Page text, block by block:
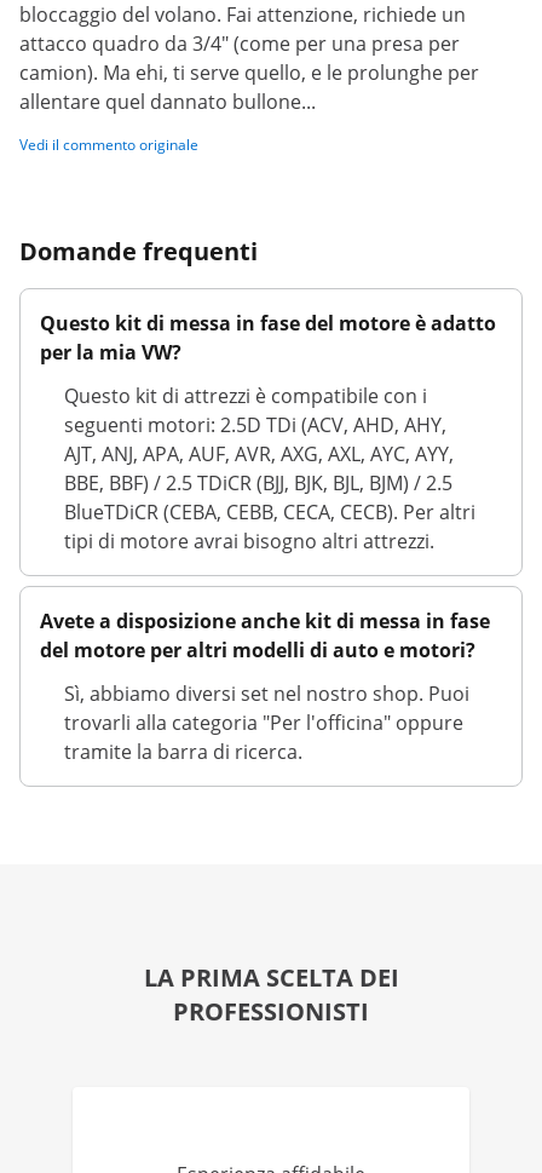
bloccaggio del volano. Fai attenzione, richiede un
attacco quadro da 3/4" (come per una presa per
camion). Ma ehi, ti serve quello, e le prolunghe per
allentare quel dannato bullone...
Vedi il commento originale
Domande frequenti
Questo kit di messa in fase del motore è adatto
per la mia VW?
Questo kit di attrezzi è compatibile con i
seguenti motori: 2.5D TDi (ACV, AHD, AHY,
AJT, ANJ, APA, AUF, AVR, AXG, AXL, AYC, AYY,
BBE, BBF) / 2.5 TDiCR (BJJ, BJK, BJL, BJM) / 2.5
BlueTDiCR (CEBA, CEBB, CECA, CECB). Per altri
tipi di motore avrai bisogno altri attrezzi.
Avete a disposizione anche kit di messa in fase
del motore per altri modelli di auto e motori?
Sì, abbiamo diversi set nel nostro shop. Puoi
trovarli alla categoria "Per l'officina" oppure
tramite la barra di ricerca.
LA PRIMA SCELTA DEI
PROFESSIONISTI